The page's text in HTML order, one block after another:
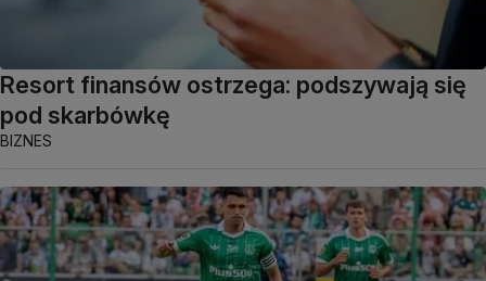
Resort finansów ostrzega: podszywają się
pod skarbówkę
BIZNES